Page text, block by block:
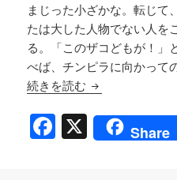
まじった小ざかな。転じて
たは大した人物でない人を
る。「このザコどもが！」
べば、チンピラに向かって
続きを読む 雑魚のこと
F X Share